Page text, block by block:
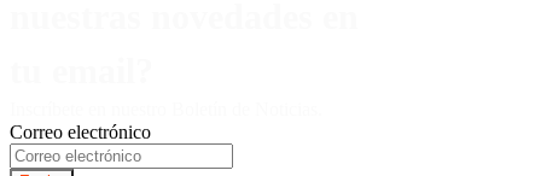
Correo electrónico